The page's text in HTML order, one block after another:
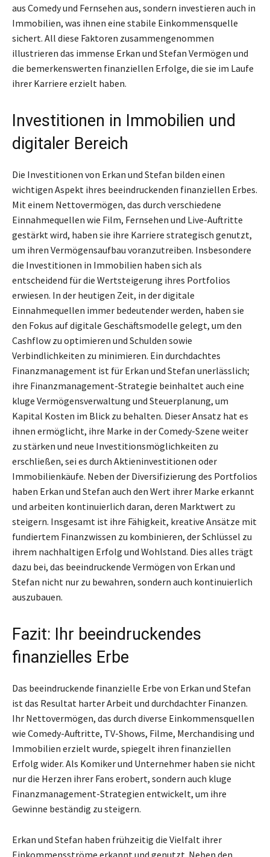
aus Comedy und Fernsehen aus, sondern investieren auch in
Immobilien, was ihnen eine stabile Einkommensquelle
sichert. All diese Faktoren zusammengenommen
illustrieren das immense Erkan und Stefan Vermögen und
die bemerkenswerten finanziellen Erfolge, die sie im Laufe
ihrer Karriere erzielt haben.
Investitionen in Immobilien und
digitaler Bereich
Die Investitionen von Erkan und Stefan bilden einen
wichtigen Aspekt ihres beeindruckenden finanziellen Erbes.
Mit einem Nettovermögen, das durch verschiedene
Einnahmequellen wie Film, Fernsehen und Live-Auftritte
gestärkt wird, haben sie ihre Karriere strategisch genutzt,
um ihren Vermögensaufbau voranzutreiben. Insbesondere
die Investitionen in Immobilien haben sich als
entscheidend für die Wertsteigerung ihres Portfolios
erwiesen. In der heutigen Zeit, in der digitale
Einnahmequellen immer bedeutender werden, haben sie
den Fokus auf digitale Geschäftsmodelle gelegt, um den
Cashflow zu optimieren und Schulden sowie
Verbindlichkeiten zu minimieren. Ein durchdachtes
Finanzmanagement ist für Erkan und Stefan unerlässlich;
ihre Finanzmanagement-Strategie beinhaltet auch eine
kluge Vermögensverwaltung und Steuerplanung, um
Kapital Kosten im Blick zu behalten. Dieser Ansatz hat es
ihnen ermöglicht, ihre Marke in der Comedy-Szene weiter
zu stärken und neue Investitionsmöglichkeiten zu
erschließen, sei es durch Aktieninvestitionen oder
Immobilienkäufe. Neben der Diversifizierung des Portfolios
haben Erkan und Stefan auch den Wert ihrer Marke erkannt
und arbeiten kontinuierlich daran, deren Marktwert zu
steigern. Insgesamt ist ihre Fähigkeit, kreative Ansätze mit
fundiertem Finanzwissen zu kombinieren, der Schlüssel zu
ihrem nachhaltigen Erfolg und Wohlstand. Dies alles trägt
dazu bei, das beeindruckende Vermögen von Erkan und
Stefan nicht nur zu bewahren, sondern auch kontinuierlich
auszubauen.
Fazit: Ihr beeindruckendes
finanzielles Erbe
Das beeindruckende finanzielle Erbe von Erkan und Stefan
ist das Resultat harter Arbeit und durchdachter Finanzen.
Ihr Nettovermögen, das durch diverse Einkommensquellen
wie Comedy-Auftritte, TV-Shows, Filme, Merchandising und
Immobilien erzielt wurde, spiegelt ihren finanziellen
Erfolg wider. Als Komiker und Unternehmer haben sie nicht
nur die Herzen ihrer Fans erobert, sondern auch kluge
Finanzmanagement-Strategien entwickelt, um ihre
Gewinne beständig zu steigern.
Erkan und Stefan haben frühzeitig die Vielfalt ihrer